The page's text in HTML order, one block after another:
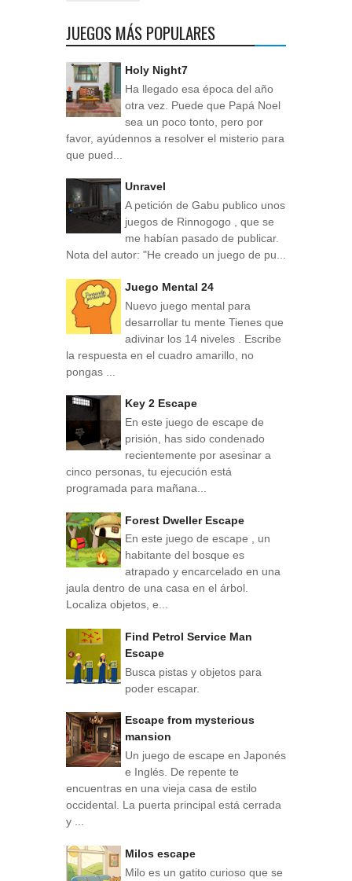
JUEGOS MÁS POPULARES
Holy Night7
Ha llegado esa época del año
otra vez. Puede que Papá Noel
sea un poco tonto, pero por
favor, ayúdennos a resolver el misterio para
que pued...
Unravel
A petición de Gabu publico unos
juegos de Rinnogogo , que se
me habían pasado de publicar.
Nota del autor: "He creado un juego de pu...
Juego Mental 24
Nuevo juego mental para
desarrollar tu mente Tienes que
adivinar los 14 niveles . Escribe
la respuesta en el cuadro amarillo, no
pongas ...
Key 2 Escape
En este juego de escape de
prisión, has sido condenado
recientemente por asesinar a
cinco personas, tu ejecución está
programada para mañana...
Forest Dweller Escape
En este juego de escape , un
habitante del bosque es
atrapado y encarcelado en una
jaula dentro de una casa en el árbol.
Localiza objetos, e...
Find Petrol Service Man
Escape
Busca pistas y objetos para
poder escapar.
Escape from mysterious
mansion
Un juego de escape en Japonés
e Inglés. De repente te
encuentras en una vieja casa de estilo
occidental. La puerta principal está cerrada
y ...
Milos escape
Milo es un gatito curioso que se